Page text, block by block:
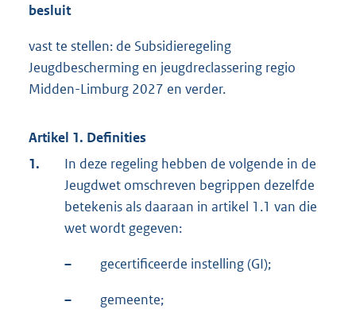
besluit
vast te stellen: de Subsidieregeling
Jeugdbescherming en jeugdreclassering regio
Midden-Limburg 2027 en verder.
Artikel 1. Definities
1.
In deze regeling hebben de volgende in de
Jeugdwet omschreven begrippen dezelfde
betekenis als daaraan in artikel 1.1 van die
wet wordt gegeven:
– gecertificeerde instelling (GI);
– gemeente;